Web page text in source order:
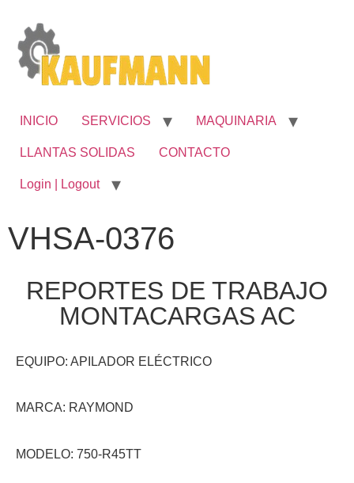
INICIO SERVICIOS MAQUINARIA
LLANTAS SOLIDAS CONTACTO
Login | Logout
VHSA-0376
REPORTES DE TRABAJO
MONTACARGAS AC
EQUIPO: APILADOR ELÉCTRICO
MARCA: RAYMOND
MODELO: 750-R45TT